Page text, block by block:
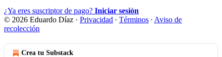
¿Ya eres suscriptor de pago? Iniciar sesión
© 2026 Eduardo Díaz · Privacidad ∙ Términos ∙ Aviso de
recolección
Crea tu Substack